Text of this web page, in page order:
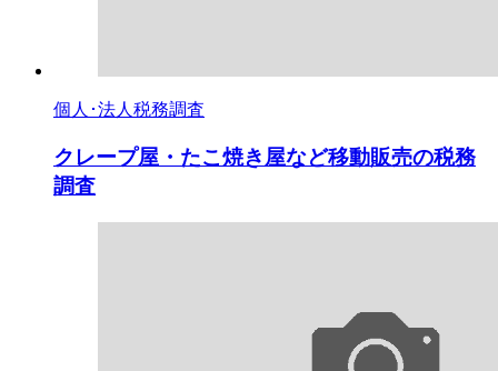
個人･法人税務調査
クレープ屋・たこ焼き屋など移動販売の税務
調査